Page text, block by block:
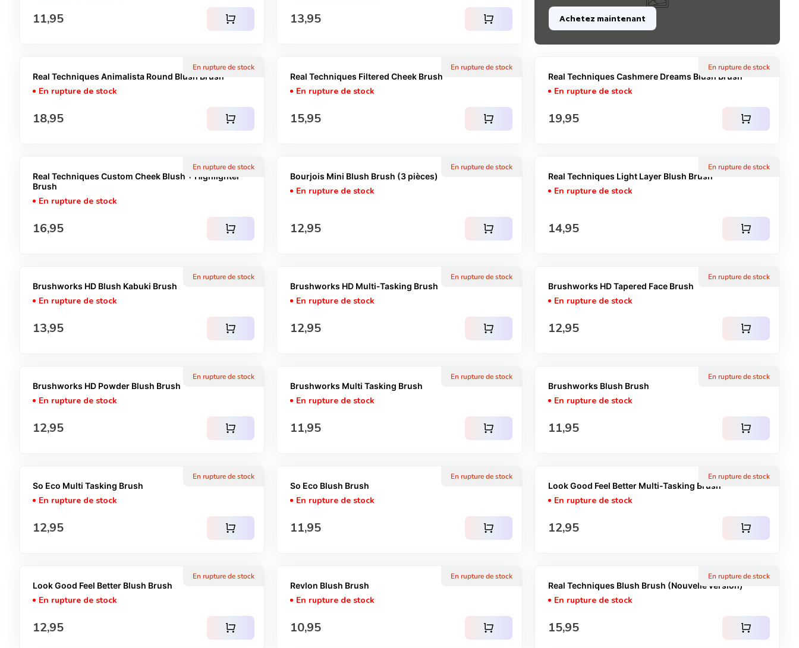
Achetez maintenant
Prix normal
11,95 shopping_cart Prix normal
13,95 shopping_cart
En rupture de stock
Real Techniques Animalista Round Blush Brush
En rupture de stock
Prix normal
18,95 shopping_cart
En rupture de stock
Real Techniques Filtered Cheek Brush
En rupture de stock
Prix normal
15,95 shopping_cart
En rupture de stock
Real Techniques Cashmere Dreams Blush Brush
En rupture de stock
Prix normal
19,95 shopping_cart
En rupture de stock
Real Techniques Custom Cheek Blush + Highlighter
Brush
En rupture de stock
Prix normal
16,95 shopping_cart
En rupture de stock
Bourjois Mini Blush Brush (3 pièces)
En rupture de stock
Prix normal
12,95 shopping_cart
En rupture de stock
Real Techniques Light Layer Blush Brush
En rupture de stock
Prix normal
14,95 shopping_cart
En rupture de stock
Brushworks HD Blush Kabuki Brush
En rupture de stock
Prix normal
13,95 shopping_cart
En rupture de stock
Brushworks HD Multi-Tasking Brush
En rupture de stock
Prix normal
12,95 shopping_cart
En rupture de stock
Brushworks HD Tapered Face Brush
En rupture de stock
Prix normal
12,95 shopping_cart
En rupture de stock
Brushworks HD Powder Blush Brush
En rupture de stock
Prix normal
12,95 shopping_cart
En rupture de stock
Brushworks Multi Tasking Brush
En rupture de stock
Prix normal
11,95 shopping_cart
En rupture de stock
Brushworks Blush Brush
En rupture de stock
Prix normal
11,95 shopping_cart
En rupture de stock
So Eco Multi Tasking Brush
En rupture de stock
Prix normal
12,95 shopping_cart
En rupture de stock
So Eco Blush Brush
En rupture de stock
Prix normal
11,95 shopping_cart
En rupture de stock
Look Good Feel Better Multi-Tasking Brush
En rupture de stock
Prix normal
12,95 shopping_cart
En rupture de stock
Look Good Feel Better Blush Brush
En rupture de stock
Prix normal
12,95 shopping_cart
En rupture de stock
Revlon Blush Brush
En rupture de stock
Prix normal
10,95 shopping_cart
En rupture de stock
Real Techniques Blush Brush (Nouvelle version)
En rupture de stock
Prix normal
15,95 shopping_cart